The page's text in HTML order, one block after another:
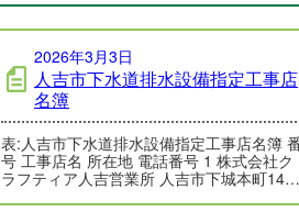
2026年3月3日
人吉市下水道排水設備指定工事店
名簿
表:人吉市下水道排水設備指定工事店名簿 番
号 工事店名 所在地 電話番号 1 株式会社ク
ラフティア人吉営業所 人吉市下城本町14